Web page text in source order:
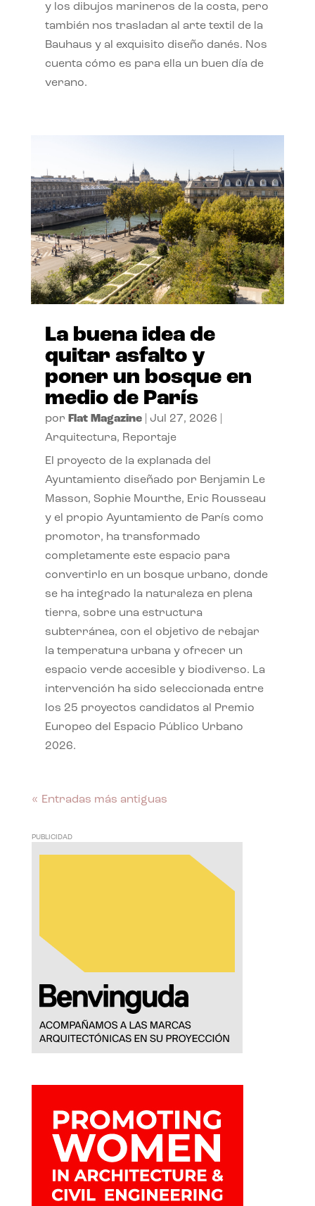
y los dibujos marineros de la costa, pero
también nos trasladan al arte textil de la
Bauhaus y al exquisito diseño danés. Nos
cuenta cómo es para ella un buen día de
verano.
La buena idea de
quitar asfalto y
poner un bosque en
medio de París
por Flat Magazine| Jul 27, 2026
Arquitectura, Reportaje
El proyecto de la explanada del
Ayuntamiento diseñado por Benjamin Le
Masson, Sophie Mourthe, Eric Rousseau
y el propio Ayuntamiento de París como
promotor, ha transformado
completamente este espacio para
convertirlo en un bosque urbano, donde
se ha integrado la naturaleza en plena
tierra, sobre una estructura
subterránea, con el objetivo de rebajar
la temperatura urbana y ofrecer un
espacio verde accesible y biodiverso. La
intervención ha sido seleccionada entre
los 25 proyectos candidatos al Premio
Europeo del Espacio Público Urbano
2026.
« Entradas más antiguas
PUBLICIDAD